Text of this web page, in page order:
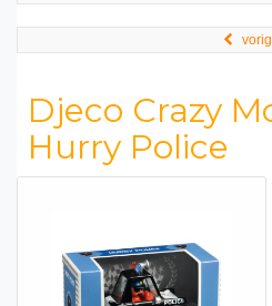
Djeco Crazy
Hurry Police